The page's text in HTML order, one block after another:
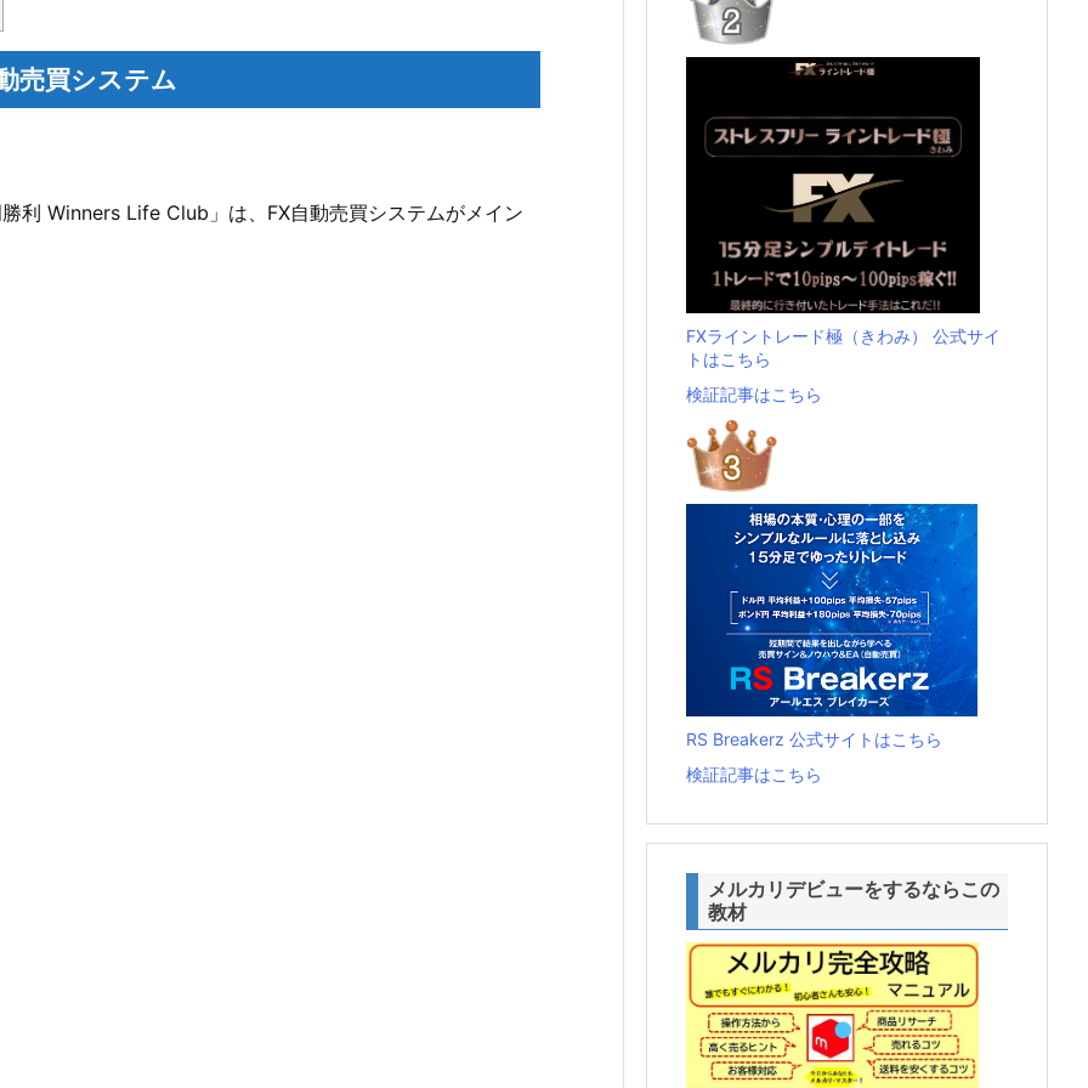
売買システム
利 Winners Life Club」は、FX自動売買システムがメイン
FXライントレード極（きわみ） 公式サイ
トはこちら
検証記事はこちら
RS Breakerz 公式サイトはこちら
検証記事はこちら
メルカリデビューをするならこの
教材